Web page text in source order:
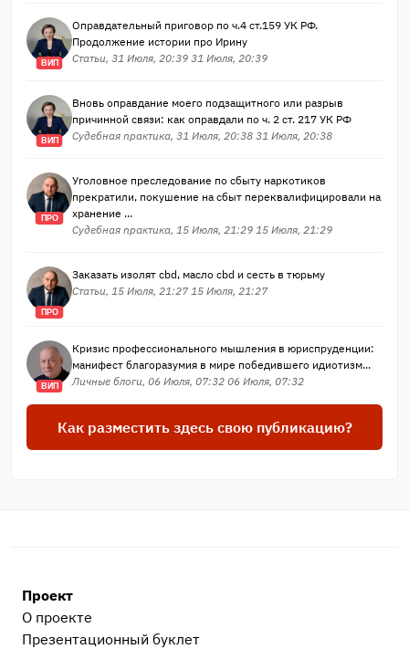
ВИП
Оправдательный приговор по ч.4 ст.159 УК РФ.
Продолжение истории про Ирину
Статьи, 31 Июля, 20:39 31 Июля, 20:39
ВИП
Вновь оправдание моего подзащитного или разрыв
причинной связи: как оправдали по ч. 2 ст. 217 УК РФ
Судебная практика, 31 Июля, 20:38 31 Июля, 20:38
ПРО
Уголовное преследование по сбыту наркотиков
прекратили, покушение на сбыт переквалифицировали на
хранение ...
Судебная практика, 15 Июля, 21:29 15 Июля, 21:29
ПРО
Заказать изолят cbd, масло cbd и сесть в тюрьму
Статьи, 15 Июля, 21:27 15 Июля, 21:27
ВИП
Кризис профессионального мышления в юриспруденции:
манифест благоразумия в мире победившего идиотизм...
Личные блоги, 06 Июля, 07:32 06 Июля, 07:32
Как разместить здесь свою публикацию?
Проект
О проекте
Презентационный букл​ет